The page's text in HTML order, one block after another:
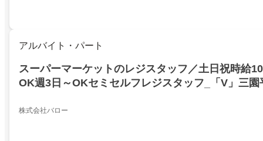
アルバイト・パート
スーパーマーケットのレジスタッフ／土日祝時給
OK週3日～OKセミセルフレジスタッフ_「V」三園
株式会社バロー